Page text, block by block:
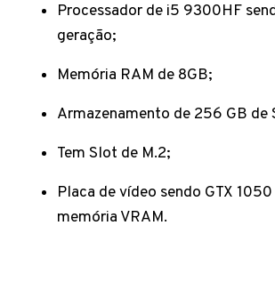
Processador de i5 9300HF
geração;
Memória RAM de 8GB;
Armazenamento de 256 GB de
Tem Slot de M.2;
Placa de vídeo sendo GTX
memória VRAM.